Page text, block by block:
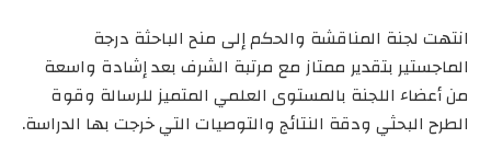
انتهت لجنة المناقشة والحكم إلى منح الباحثة درجة
الماجستير بتقدير ممتاز مع مرتبة الشرف بعد إشادة واسعة
من أعضاء اللجنة بالمستوى العلمي المتميز للرسالة وقوة
الطرح البحثي ودقة النتائج والتوصيات التي خرجت بها الدراسة.